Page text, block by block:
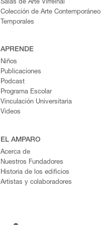
Salas de Arte Virreinal
Colección de Arte Contemporáneo
Temporales
APRENDE
Niños
Publicaciones
Podcast
Programa Escolar
Vinculación Universitaria
Videos
EL AMPARO
Acerca de
Nuestros Fundadores
Historia de los edificios
Artistas y colaboradores